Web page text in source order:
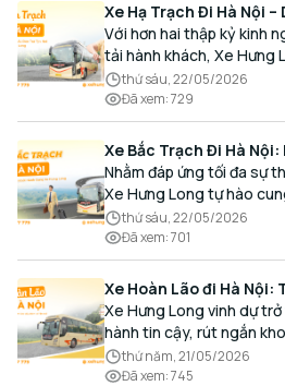
Xe Hạ Trạch Đi Hà Nội
Tận Nơi Cùng Xe Hưng
Với hơn hai thập kỷ kinh
tải hành khách, Xe Hưng
cho Quý Khách một hành
thoải mái và đúng giờ.
thứ sáu, 22/05/2026
Đã xem:729
Xe Bắc Trạch Đi Hà
Hành Cùng Xe Hưng
Nhằm đáp ứng tối đa sự
Xe Hưng Long tự hào
lượng cao, an toàn với
thứ sáu, 22/05/2026
Đã xem:701
Xe Hoàn Lão đi Hà Nội:
Cao cấp, Đón trả Tận
Xe Hưng Long vinh dự
hành tin cậy, rút ngắn
và Thủ đô bằng chất
thứ năm, 21/05/2026
Đã xem:745